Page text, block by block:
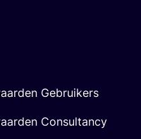
Gebruikers
Consultancy